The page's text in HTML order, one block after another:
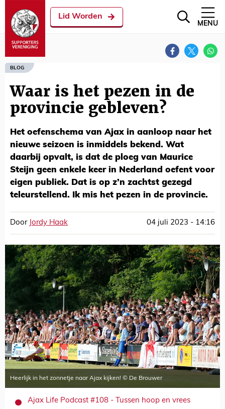
Lid Worden
MENU
BLOG
Waar is het pezen in de
provincie gebleven?
Het oefenschema van Ajax in aanloop naar het
nieuwe seizoen is inmiddels bekend. Wat
daarbij opvalt, is dat de ploeg van Maurice
Steijn geen enkele keer in Nederland oefent voor
eigen publiek. Dat is op z’n zachtst gezegd
teleurstellend. Ik mis het pezen in de provincie.
Door Jordy Haak 04 juli 2023 - 14:16
Heerlijk in het zonnetje naar Ajax kijken! © De Brouwer
Ajax Life Podcast #108 - Tussen hoop en vrees